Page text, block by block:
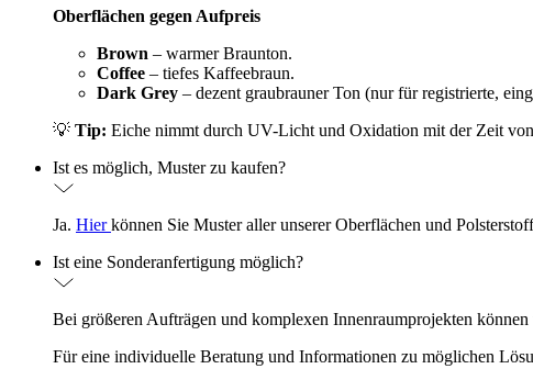
Oberflächen gegen Aufpreis
Brown – warmer Braunton.
Coffee – tiefes Kaffeebraun.
Dark Grey – dezent graubrauner Ton (nur für registrierte,
💡 Tip: Eiche nimmt durch UV-Licht und Oxidation mit der Zeit
Ist es möglich, Muster zu kaufen?
Ja. Hierkönnen Sie Muster aller unserer Oberflächen und
Ist eine Sonderanfertigung möglich?
Bei größeren Aufträgen und komplexen Innenraumprojekten
Für eine individuelle Beratung und Informationen zu möglichen